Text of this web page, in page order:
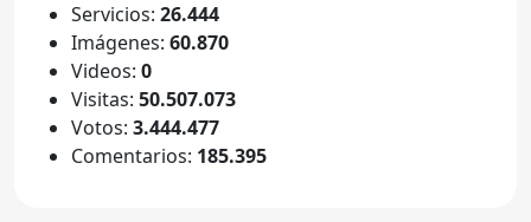
Servicios: 26.444
Imágenes: 60.870
Videos: 0
Visitas: 50.507.073
Votos: 3.444.477
Comentarios: 185.395